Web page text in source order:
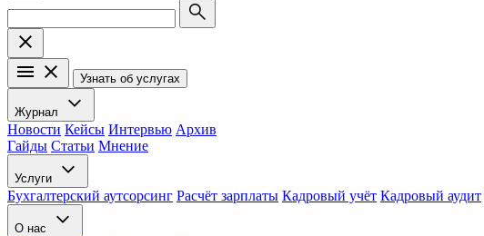
Узнать об услугах
Журнал
Новости Кейсы Интервью Архив
Гайды Статьи Мнение
Услуги
Бухгалтерский аутсорсинг Расчёт зарплаты Кадровый учёт Кадровый аудит
О нас